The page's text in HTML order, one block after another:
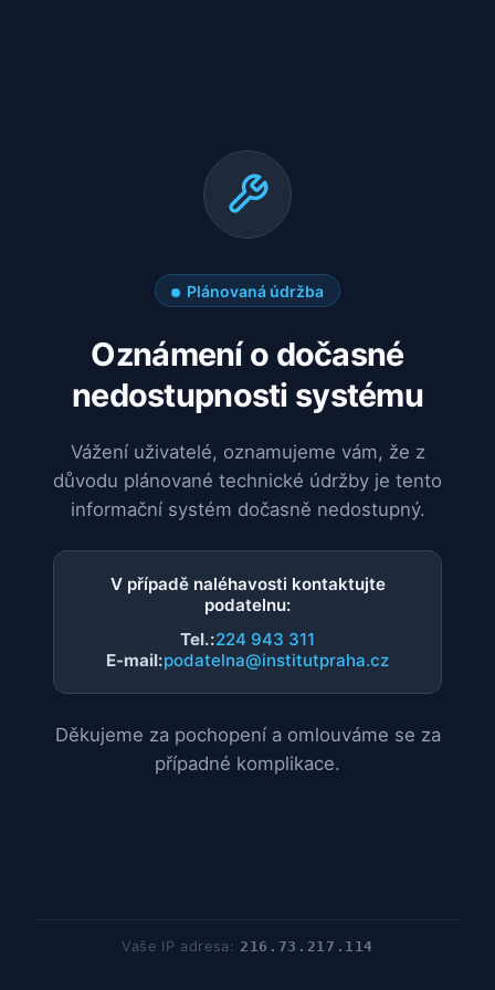
Plánovaná údržba
Oznámení o dočasné
nedostupnosti systému
Vážení uživatelé, oznamujeme vám, že z
důvodu plánované technické údržby je tento
informační systém dočasně nedostupný.
V případě naléhavosti kontaktujte
podatelnu:
Tel.:224 943 311
E-mail:podatelna@institutpraha.cz
Děkujeme za pochopení a omlouváme se za
případné komplikace.
Vaše IP adresa:216.73.217.114